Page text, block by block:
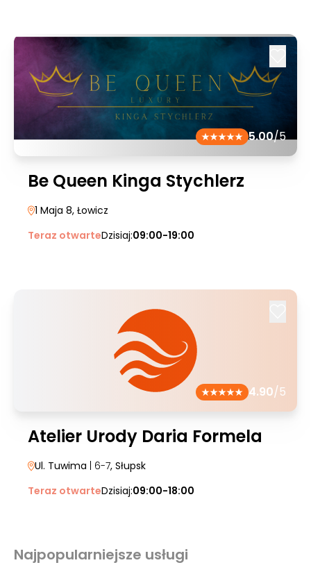
5.00/5
Be Queen Kinga Stychlerz
1 Maja 8, Łowicz
Teraz otwarteDzisiaj:09:00-19:00
4.90/5
Atelier Urody Daria Formela
Ul. Tuwima | 6-7, Słupsk
Teraz otwarteDzisiaj:09:00-18:00
Najpopularniejsze usługi